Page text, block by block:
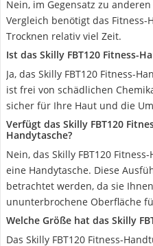
Nein, im Gegensatz zu
Vergleich benötigt das Fitness-
Trocknen relativ viel Zeit.
Ist das Skilly FBT120 Fitness-
Ja, das Skilly FBT120 Fitness-
ist frei von schädlichen
sicher für Ihre Haut und die
Verfügt das Skilly FBT120
Handytasche?
Nein, das Skilly FBT120
eine Handytasche. Diese
betrachtet werden, da sie
ununterbrochene Oberfläche
Welche Größe hat das Skilly
Das Skilly FBT120 Fitness-